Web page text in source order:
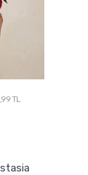
,99 TL